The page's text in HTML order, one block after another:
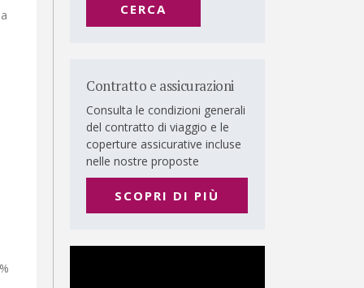
CERCA
Contratto e assicurazioni
Consulta le condizioni generali
del contratto di viaggio e le
coperture assicurative incluse
nelle nostre proposte
SCOPRI DI PIÙ